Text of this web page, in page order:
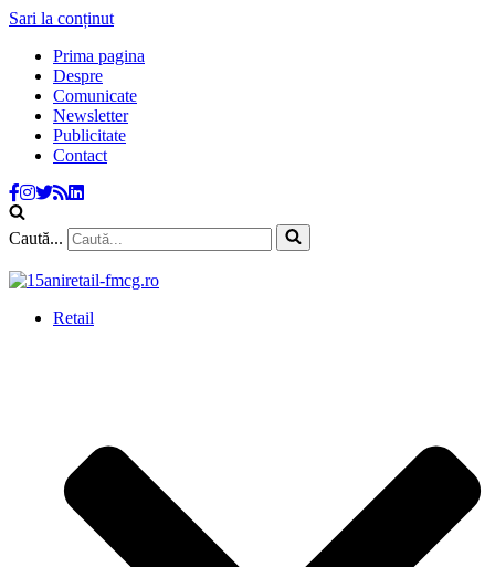
Sari la conținut
Prima pagina
Despre
Comunicate
Newsletter
Publicitate
Contact
Caută...
Retail